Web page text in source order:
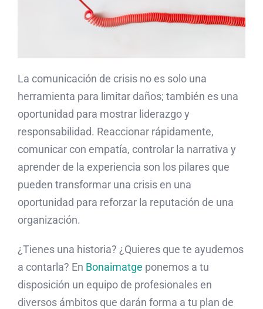
La comunicación de crisis no es solo una
herramienta para limitar daños; también es una
oportunidad para mostrar liderazgo y
responsabilidad. Reaccionar rápidamente,
comunicar con empatía, controlar la narrativa y
aprender de la experiencia son los pilares que
pueden transformar una crisis en una
oportunidad para reforzar la reputación de una
organización.
¿Tienes una historia? ¿Quieres que te ayudemos
a contarla? En Bonaimatge ponemos a tu
disposición un equipo de profesionales en
diversos ámbitos que darán forma a tu plan de